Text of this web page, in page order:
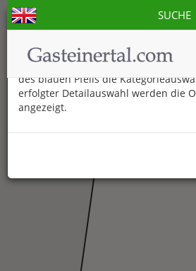
SUCHE
Der neue Gasteinertal.com
Am unteren Bildschirmrand können
des blauen Pfeils die
erfolgter Detailauswahl werden die
angezeigt.